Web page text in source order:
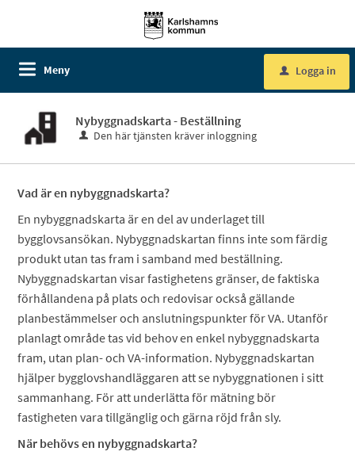
Meny u Logga in
Nybyggnadskarta - Beställning
Den här tjänsten kräver inloggning
Vad är en nybyggnadskarta?
En nybyggnadskarta är en del av underlaget till
bygglovsansökan. Nybyggnadskartan finns inte som färdig
produkt utan tas fram i samband med beställning.
Nybyggnadskartan visar fastighetens gränser, de faktiska
förhållandena på plats och redovisar också gällande
planbestämmelser och anslutningspunkter för VA. Utanför
planlagt område tas vid behov en enkel nybyggnadskarta
fram, utan plan- och VA-information. Nybyggnadskartan
hjälper bygglovshandläggaren att se nybyggnationen i sitt
sammanhang. För att underlätta för mätning bör
fastigheten vara tillgänglig och gärna röjd från sly.
När behövs en nybyggnadskarta?